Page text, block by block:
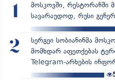
1
მოსკოვში, რესტორანში
სავარაუდოდ, რუსი
2
სერგეი სობიანინმა
მომხდარ აფეთქებას
Telegram-არხების